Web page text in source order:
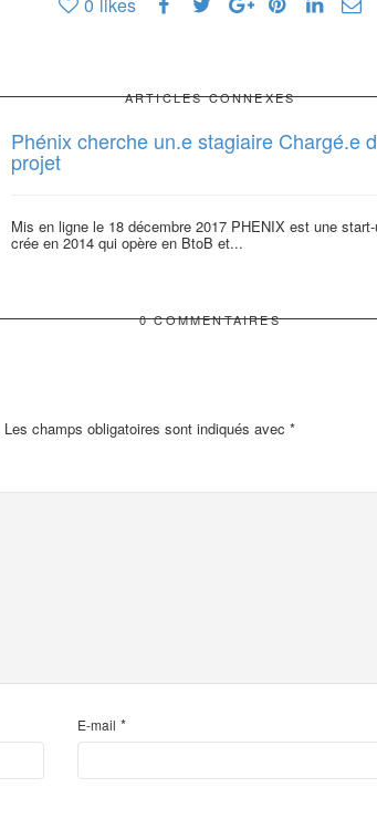
ARTICLES CONNEXES
Phénix cherche un.e stagiaire Chargé.e
projet
Mis en ligne le 18 décembre 2017 PHENIX est une
crée en 2014 qui opère en BtoB et...
0 COMMENTAIRES
Les champs obligatoires sont indiqués avec *
E-mail *